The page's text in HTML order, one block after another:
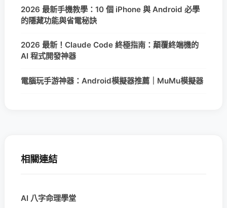
2026 最新手機教學：10 個 iPhone 與 Android 必學
的隱藏功能與省電秘訣
2026 最新！Claude Code 終極指南：顛覆終端機的
AI 程式開發神器
電腦玩手游神器：Android模擬器推薦｜MuMu模擬器
相關連結
AI 八字命理學堂